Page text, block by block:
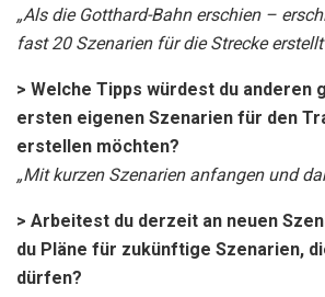
„Als die Gotthard-Bahn erschien –
fast 20 Szenarien für die Strecke erstellt
> Welche Tipps würdest du anderen
ersten eigenen Szenarien für den
erstellen möchten?
„Mit kurzen Szenarien anfangen und
> Arbeitest du derzeit an neuen
du Pläne für zukünftige Szenarien,
dürfen?